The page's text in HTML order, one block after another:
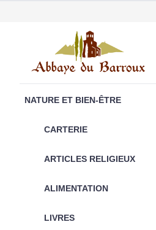
NATURE ET BIEN-ÊTRE
CARTERIE
ARTICLES RELIGIEUX
ALIMENTATION
LIVRES